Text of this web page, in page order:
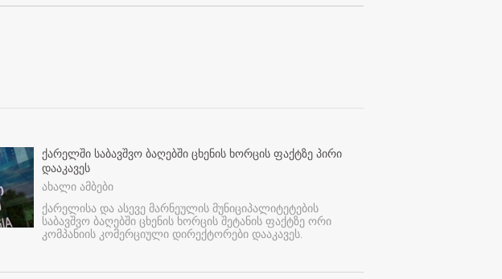
ქარელში საბავშვო ბაღებში ცხენის ხორცის ფაქტზე პირი
დააკავეს
ახალი ამბები
ქარელისა და ასევე მარნეულის მუნიციპალიტეტების
საბავშვო ბაღებში ცხენის ხორცის შეტანის ფაქტზე ორი
კომპანიის კომერციული დირექტორები დააკავეს.